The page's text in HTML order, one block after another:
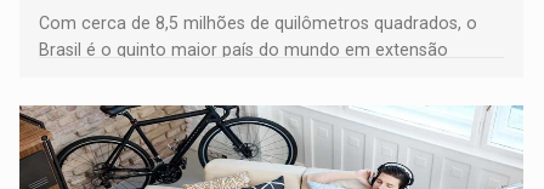
Com cerca de 8,5 milhões de quilômetros quadrados, o
Brasil é o quinto maior país do mundo em extensão